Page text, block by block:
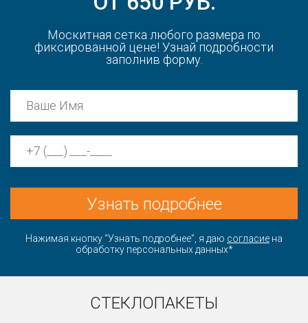
Москитная сетка любого размера по
фиксированной цене! Узнай подробности
заполнив форму.
Узнать подробнее
Нажимая кнопку “Узнать подробнее”, я даю согласие на
обработку персональных данных*
СТЕКЛОПАКЕТЫ